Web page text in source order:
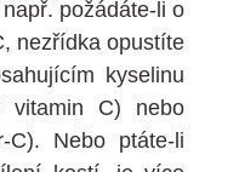
požádáte-li o
nezřídka opustíte
kyselinu
vitamin C) nebo
C). Nebo ptáte-li